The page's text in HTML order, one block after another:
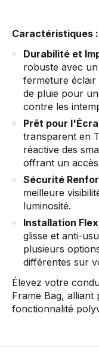
Caractéristiques :
Durabilité et
robuste avec
fermeture éclair
de pluie pour
contre les
Prêt pour
transparent en
réactive des
offrant un
Sécurité
meilleure
luminosité.
Installation
glisse et anti-
plusieurs
différentes sur
Élevez votre
Frame Bag,
fonctionnalité